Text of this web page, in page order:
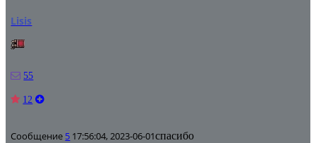
Lisis
55
12
Сообщение 5 17:56:04, 2023-06-01спасибо